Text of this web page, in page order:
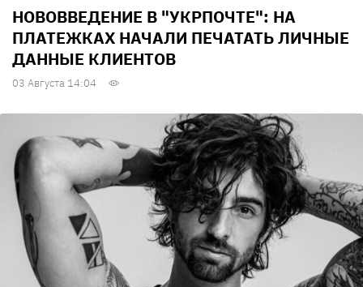
НОВОВВЕДЕНИЕ В "УКРПОЧТЕ": НА
ПЛАТЕЖКАХ НАЧАЛИ ПЕЧАТАТЬ ЛИЧНЫЕ
ДАННЫЕ КЛИЕНТОВ
03 Августа 14:04